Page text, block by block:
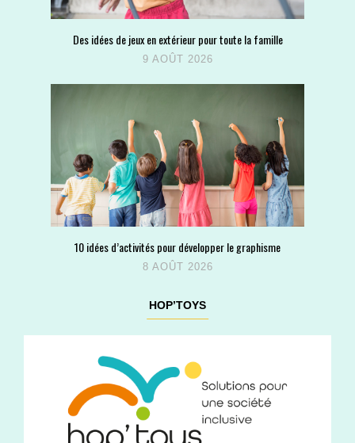
Des idées de jeux en extérieur pour toute la famille
9 AOÛT 2026
10 idées d’activités pour développer le graphisme
8 AOÛT 2026
HOP’TOYS